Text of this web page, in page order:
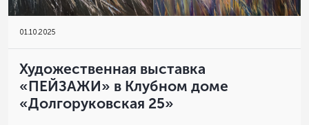
01.10.2025
Художественная выставка
«ПЕЙЗАЖИ» в Клубном доме
«Долгоруковская 25»